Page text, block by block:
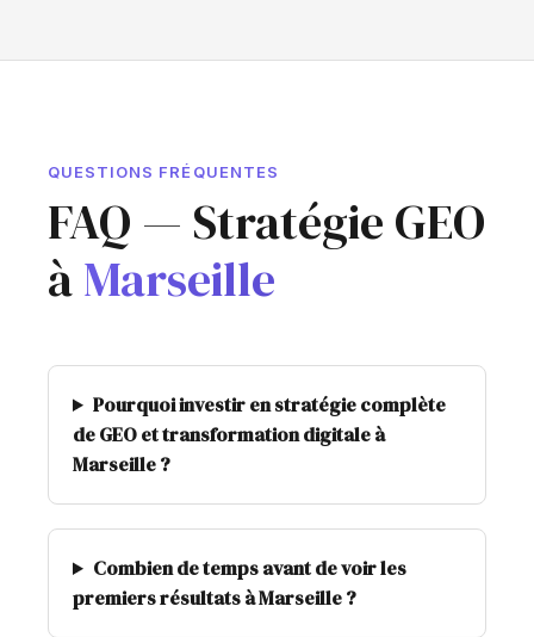
QUESTIONS FRÉQUENTES
FAQ — Stratégie GEO
àMarseille
Pourquoi investir en stratégie complète
de GEO et transformation digitale à
Marseille ?
Combien de temps avant de voir les
premiers résultats à Marseille ?